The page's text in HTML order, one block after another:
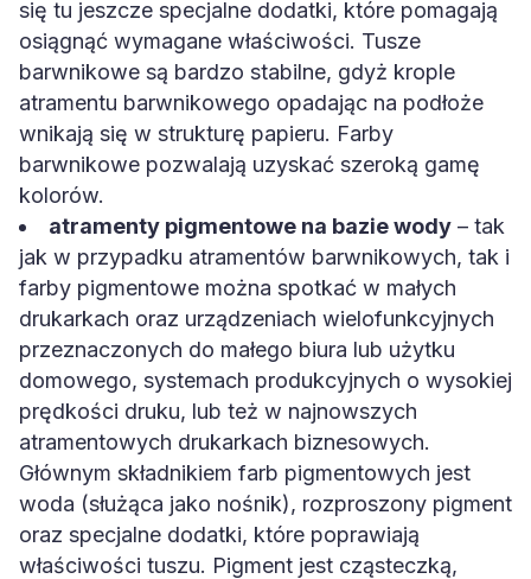
się tu jeszcze specjalne dodatki, które pomagają
osiągnąć wymagane właściwości. Tusze
barwnikowe są bardzo stabilne, gdyż krople
atramentu barwnikowego opadając na podłoże
wnikają się w strukturę papieru. Farby
barwnikowe pozwalają uzyskać szeroką gamę
kolorów.
atramenty pigmentowe na bazie wody – tak
jak w przypadku atramentów barwnikowych, tak i
farby pigmentowe można spotkać w małych
drukarkach oraz urządzeniach wielofunkcyjnych
przeznaczonych do małego biura lub użytku
domowego, systemach produkcyjnych o wysokiej
prędkości druku, lub też w najnowszych
atramentowych drukarkach biznesowych.
Głównym składnikiem farb pigmentowych jest
woda (służąca jako nośnik), rozproszony pigment
oraz specjalne dodatki, które poprawiają
właściwości tuszu. Pigment jest cząsteczką,